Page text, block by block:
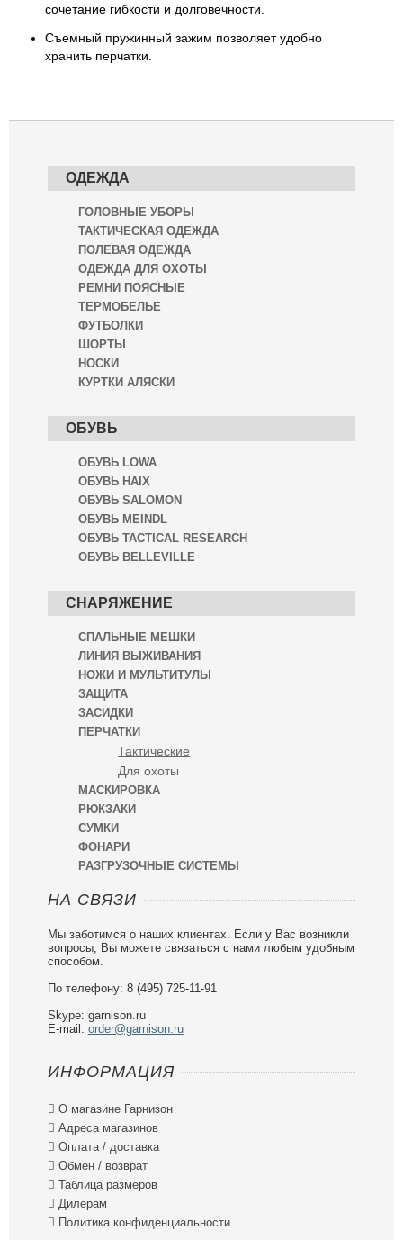
сочетание гибкости и долговечности.
Съемный пружинный зажим позволяет удобно
хранить перчатки.
ОДЕЖДА
ГОЛОВНЫЕ УБОРЫ
ТАКТИЧЕСКАЯ ОДЕЖДА
ПОЛЕВАЯ ОДЕЖДА
ОДЕЖДА ДЛЯ ОХОТЫ
РЕМНИ ПОЯСНЫЕ
ТЕРМОБЕЛЬЕ
ФУТБОЛКИ
ШОРТЫ
НОСКИ
КУРТКИ АЛЯСКИ
ОБУВЬ
ОБУВЬ LOWA
ОБУВЬ HAIX
ОБУВЬ SALOMON
ОБУВЬ MEINDL
ОБУВЬ TACTICAL RESEARCH
ОБУВЬ BELLEVILLE
СНАРЯЖЕНИЕ
СПАЛЬНЫЕ МЕШКИ
ЛИНИЯ ВЫЖИВАНИЯ
НОЖИ И МУЛЬТИТУЛЫ
ЗАЩИТА
ЗАСИДКИ
ПЕРЧАТКИ
Тактические
Для охоты
МАСКИРОВКА
РЮКЗАКИ
СУМКИ
ФОНАРИ
РАЗГРУЗОЧНЫЕ СИСТЕМЫ
НА СВЯЗИ
Мы заботимся о наших клиентах. Если у Вас возникли
вопросы, Вы можете связаться с нами любым удобным
способом.
По телефону: 8 (495) 725-11-91
Skype: garnison.ru
E-mail: order@garnison.ru
ИНФОРМАЦИЯ
 О магазине Гарнизон
 Адреса магазинов
 Оплата / доставка
 Обмен / возврат
 Таблица размеров
 Дилерам
 Политика конфиденциальности